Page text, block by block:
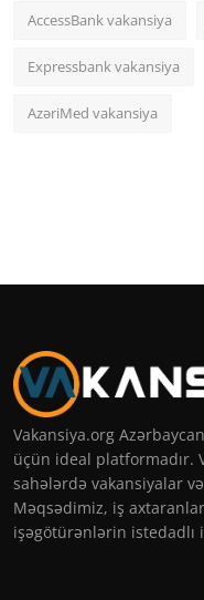
AccessBank vakansiya
Expressbank vakansiya
AzəriMed vakansiya
Vakansiya.org
üçün ideal platformadır.
sahələrdə vakansiyalar
Məqsədimiz, iş
işəgötürənlərin istedadlı